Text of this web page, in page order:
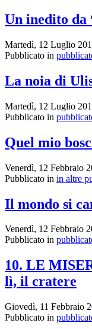
Un inedito
Martedì, 12 Luglio
Pubblicato in
La noia di
Martedì, 12 Luglio
Pubblicato in
Quel mio
Venerdì, 12 Febbraio
Pubblicato in in altre
Il mondo si
Venerdì, 12 Febbraio
Pubblicato in
10. LE
lì, il cratere
Giovedì, 11 Febbraio
Pubblicato in